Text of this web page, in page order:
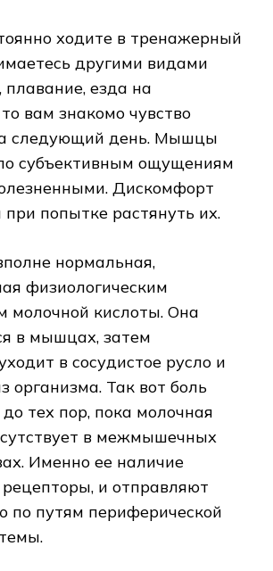
ходите в тренажерный
другими видами
плавание, езда на
вам знакомо чувство
следующий день. Мышцы
субъективным ощущениям
Дискомфорт
при попытке растянуть их.
нормальная,
физиологическим
молочной кислоты. Она
в мышцах, затем
в сосудистое русло и
организма. Так вот боль
тех пор, пока молочная
в межмышечных
Именно ее наличие
и отправляют
путям периферической